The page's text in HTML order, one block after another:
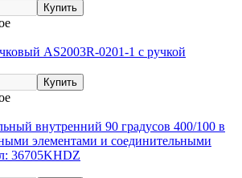
AS2003R-0201-1 с ручкой
внутренний 90 градусов 400/100 в
элементами и соединительными
36705KHDZ